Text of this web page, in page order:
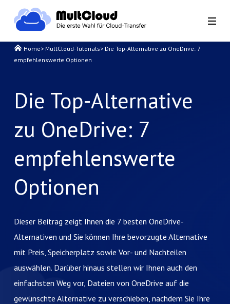
Home> MultCloud-Tutorials> Die Top-Alternative zu OneDrive: 7
empfehlenswerte Optionen
Die Top-Alternative
zu OneDrive: 7
empfehlenswerte
Optionen
Dieser Beitrag zeigt Ihnen die 7 besten OneDrive-
Alternativen und Sie können Ihre bevorzugte Alternative
mit Preis, Speicherplatz sowie Vor- und Nachteilen
auswählen. Darüber hinaus stellen wir Ihnen auch den
einfachsten Weg vor, Dateien von OneDrive auf die
gewünschte Alternative zu verschieben, nachdem Sie Ihre